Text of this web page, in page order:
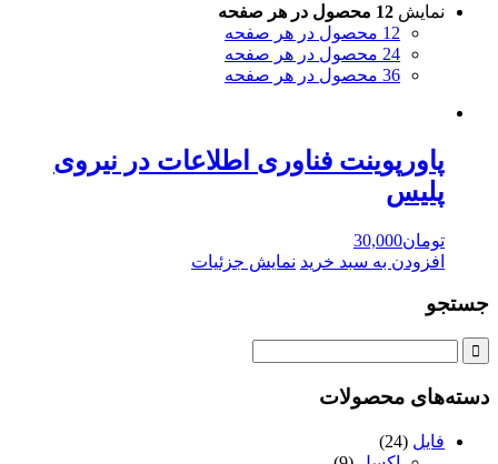
نمایش 12 محصول در هر صفحه
12 محصول در هر صفحه
24 محصول در هر صفحه
36 محصول در هر صفحه
پاورپوینت فناوری اطلاعات در نیروی
پلیس
تومان30,000
افزودن به سبد خرید نمایش جزئیات
جستجو
دسته‌های محصولات
فایل (24)